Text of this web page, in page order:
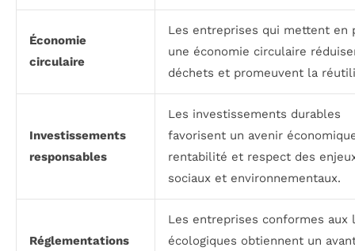
Économie
circulaire
Les entreprises qui mettent en
une économie circulaire
déchets et promeuvent la
Investissements
responsables
Les investissements durables
favorisent un avenir
rentabilité et respect des
sociaux et environnementaux.
Réglementations
Les entreprises conformes aux
écologiques obtiennent un